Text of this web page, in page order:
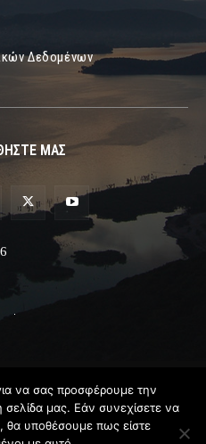
Δεδομένων
ΜΑΣ
Σχεδιασμός & ΑνάπτυξηAngel Web
να σας προσφέρουμε την
σελίδα μας. Εάν συνεχίσετε να
θα υποθέσουμε πως είστε